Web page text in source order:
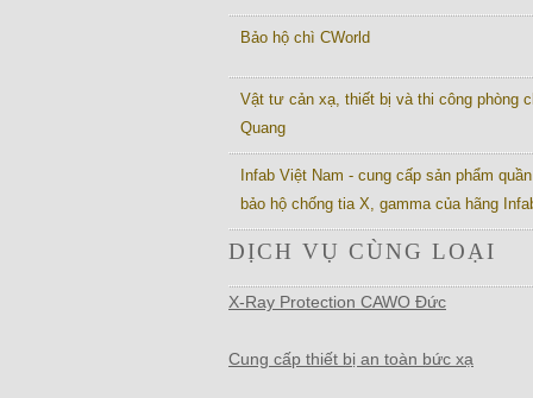
Bảo hộ chì CWorld
Vật tư cản xạ, thiết bị và thi công phòng
Quang
Infab Việt Nam - cung cấp sản phẩm
bảo hộ chống tia X, gamma của hãng
DỊCH VỤ CÙNG LOẠI
X-Ray Protection CAWO Đức
Cung cấp thiết bị an toàn bức xạ